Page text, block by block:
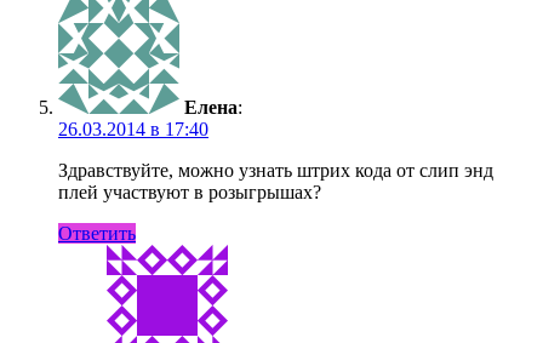
Елена:
26.03.2014 в 17:40
Здравствуйте, можно узнать штрих кода от слип энд
плей участвуют в розыгрышах?
Ответить